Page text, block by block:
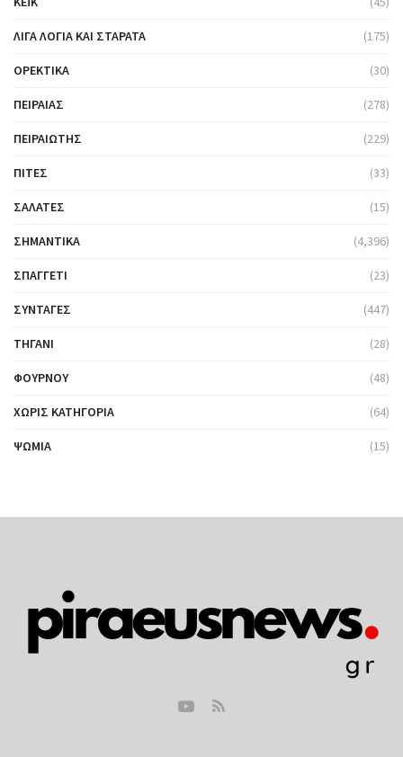
ΛΊΓΑ ΛΌΓΙΑ ΚΑΙ ΣΤΑΡΆΤΑ (175)
ΟΡΕΚΤΙΚΆ (30)
ΠΕΙΡΑΙΆΣ (278)
ΠΕΙΡΑΙΏΤΗΣ (229)
ΠΊΤΕΣ (33)
ΣΑΛΆΤΕΣ (15)
ΣΗΜΑΝΤΙΚΆ (4,396)
ΣΠΑΓΓΈΤΙ (23)
ΣΥΝΤΑΓΈΣ (447)
ΤΗΓΆΝΙ (28)
ΦΟΎΡΝΟΥ (48)
ΧΩΡΊΣ ΚΑΤΗΓΟΡΊΑ (64)
ΨΩΜΙΆ (15)